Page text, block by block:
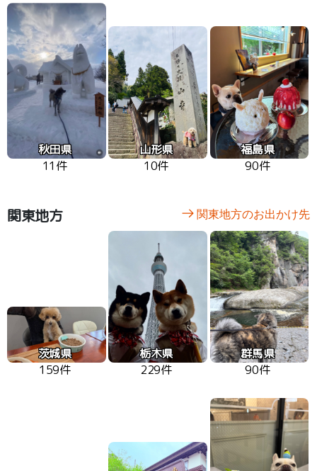
秋田県
11件
山形県
10件
福島県
90件
関東地方 関東地方のお出かけ先
茨城県
159件
栃木県
229件
群馬県
90件